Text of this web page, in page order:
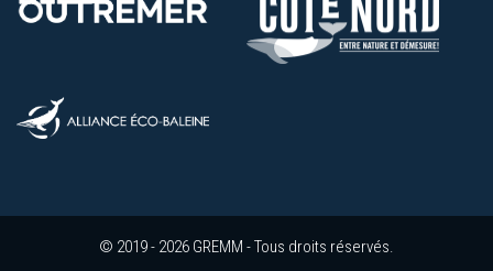
© 2019 - 2026 GREMM - Tous droits réservés.